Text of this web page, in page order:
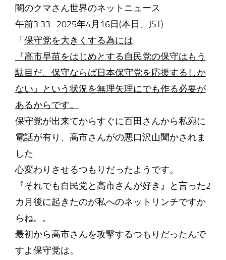
闇のクマさん世界のネットニュース
午前3:33 · 2025年4月16日(本日 、JST)
「 保守党を大きくする為には
『高市早苗をはじめとする自民党の保守はもう
駄目だ。保守ならば日本保守党を応援するしか
ない』という状況を無理矢理にでも作る必要が
あるからです。
保守党が出来てからすぐに百田さんから私宛に
電話が有り、高市さんがの悪口沢山聞かされま
した
心変わりさせるつもりだったようです。
『それでも自民党と高市さんが好き』と言った2
カ月後に起きたのが私へのネットリンチですか
らね。。
最初から高市さんを攻撃するつもりだったんで
すよ保守党は。